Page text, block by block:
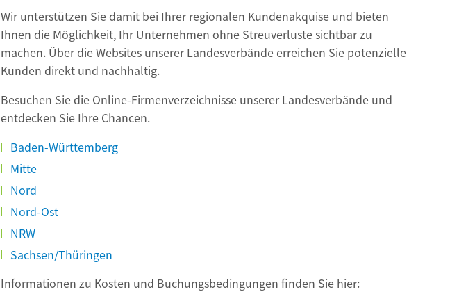
Wir unterstützen Sie damit bei Ihrer regionalen Kundenakquise und bieten
Ihnen die Möglichkeit, Ihr Unternehmen ohne Streuverluste sichtbar zu
machen. Über die Websites unserer Landesverbände erreichen Sie potenzielle
Kunden direkt und nachhaltig.
Besuchen Sie die Online-Firmenverzeichnisse unserer Landesverbände und
entdecken Sie Ihre Chancen.
Baden-Württemberg
Mitte
Nord
Nord-Ost
NRW
Sachsen/Thüringen
Informationen zu Kosten und Buchungsbedingungen finden Sie hier: